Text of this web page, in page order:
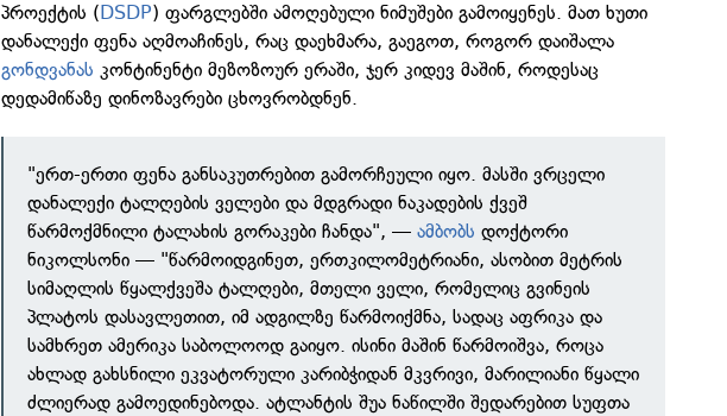
პროექტის ( DSDP) ფარგლებში ამოღებული ნიმუშები გამოიყენეს. მათ ხუთი
დანალექი ფენა აღმოაჩინეს, რაც დაეხმარა, გაეგოთ, როგორ დაიშალა
გონდვანას კონტინენტი მეზოზოურ ერაში, ჯერ კიდევ მაშინ, როდესაც
დედამიწაზე დინოზავრები ცხოვრობდნენ.
"ერთ-ერთი ფენა განსაკუთრებით გამორჩეული იყო. მასში ვრცელი
დანალექი ტალღების ველები და მდგრადი ნაკადების ქვეშ
წარმოქმნილი ტალახის გორაკები ჩანდა", —ამბობს დოქტორი
ნიკოლსონი — "წარმოიდგინეთ, ერთკილომეტრიანი, ასობით მეტრის
სიმაღლის წყალქვეშა ტალღები, მთელი ველი, რომელიც გვინეის
პლატოს დასავლეთით, იმ ადგილზე წარმოიქმნა, სადაც აფრიკა და
სამხრეთ ამერიკა საბოლოოდ გაიყო. ისინი მაშინ წარმოიშვა, როცა
ახლად გახსნილი ეკვატორული კარიბჭიდან მკვრივი, მარილიანი წყალი
ძლიერად გამოედინებოდა. ატლანტის შუა ნაწილში შედარებით სუფთა